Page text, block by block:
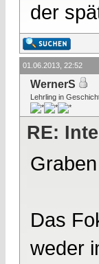
der
01.06.2013, 22:52
WernerS
Lehrling in
RE:
Das
weder